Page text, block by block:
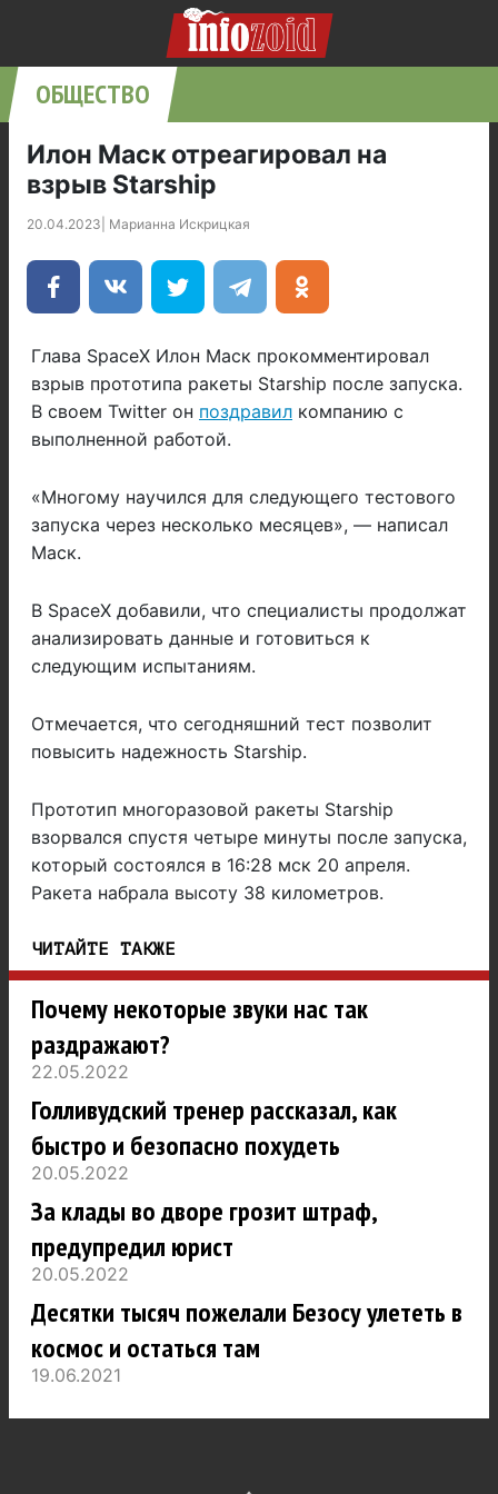
ОБЩЕСТВО
Илон Маск отреагировал на
взрыв Starship
20.04.2023 Марианна Искрицкая
Глава SpaceX Илон Маск прокомментировал
взрыв прототипа ракеты Starship после запуска.
В своем Twitter он поздравил компанию с
выполненной работой.
«Многому научился для следующего тестового
запуска через несколько месяцев», — написал
Маск.
В SpaceX добавили, что специалисты продолжат
анализировать данные и готовиться к
следующим испытаниям.
Отмечается, что сегодняшний тест позволит
повысить надежность Starship.
Прототип многоразовой ракеты Starship
взорвался спустя четыре минуты после запуска,
который состоялся в 16:28 мск 20 апреля.
Ракета набрала высоту 38 километров.
ЧИТАЙТЕ ТАКЖЕ
Почему некоторые звуки нас так
раздражают?
22.05.2022
Голливудский тренер рассказал, как
быстро и безопасно похудеть
20.05.2022
За клады во дворе грозит штраф,
предупредил юрист
20.05.2022
Десятки тысяч пожелали Безосу улететь в
космос и остаться там
19.06.2021